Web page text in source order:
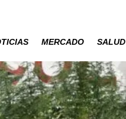
MERCADO SALUD